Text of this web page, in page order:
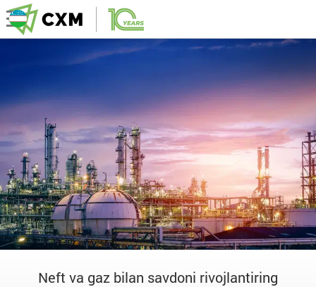
Neft va gaz bilan savdoni rivojlantiring